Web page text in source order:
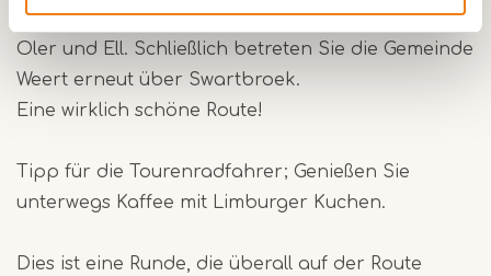
Vlieter kommen Sie an Orte wie Grathem, Kelpen-
Oler und Ell. Schließlich betreten Sie die Gemeinde
Weert erneut über Swartbroek.
Eine wirklich schöne Route!
Tipp für die Tourenradfahrer; Genießen Sie
unterwegs Kaffee mit Limburger Kuchen.
Dies ist eine Runde, die überall auf der Route